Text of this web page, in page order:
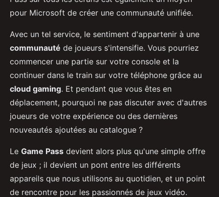
pour Microsoft de créer une communauté unifiée.
Avec un tel service, le sentiment d'appartenir à une
communauté de joueurs s'intensifie. Vous pourriez
commencer une partie sur votre console et la
continuer dans le train sur votre téléphone grâce au
cloud gaming. Et pendant que vous êtes en
déplacement, pourquoi ne pas discuter avec d'autres
joueurs de votre expérience ou des dernières
nouveautés ajoutées au catalogue ?
Le Game Pass devient alors plus qu'une simple offre
de jeux ; il devient un pont entre les différents
appareils que nous utilisons au quotidien, et un point
de rencontre pour les passionnés de jeux vidéo.